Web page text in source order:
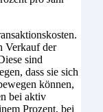
Verkauf der
sind
dass sie sich
können,
bei aktiv
Prozent, bei